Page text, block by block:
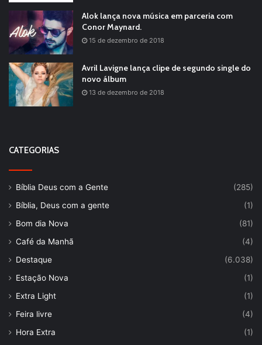
Alok lança nova música em parceria com
Conor Maynard.
15 de dezembro de 2018
Avril Lavigne lança clipe de segundo single do
novo álbum
13 de dezembro de 2018
CATEGORIAS
Bíblia Deus com a Gente
(285)
Bíblia, Deus com a gente
(1)
Bom dia Nova
(81)
Café da Manhã
(4)
Destaque
(6.038)
Estação Nova
(1)
Extra Light
(1)
Feira livre
(4)
Hora Extra
(1)